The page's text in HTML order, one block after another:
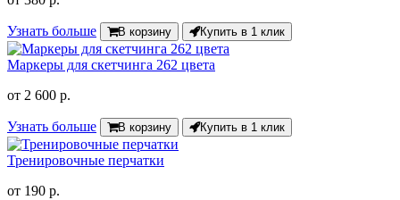
Узнать больше В корзину Купить в 1 клик
Маркеры для скетчинга 262 цвета
от 2 600 р.
Узнать больше В корзину Купить в 1 клик
Тренировочные перчатки
от 190 р.